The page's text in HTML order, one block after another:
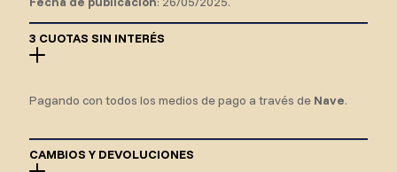
3 CUOTAS SIN INTERÉS
Pagando con todos los medios de pago a través de Nave.
CAMBIOS Y DEVOLUCIONES